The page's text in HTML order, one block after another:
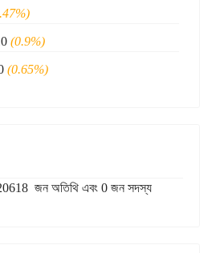
(0.9%)
(0.65%)
জন অতিথি এবং 0 জন সদস্য